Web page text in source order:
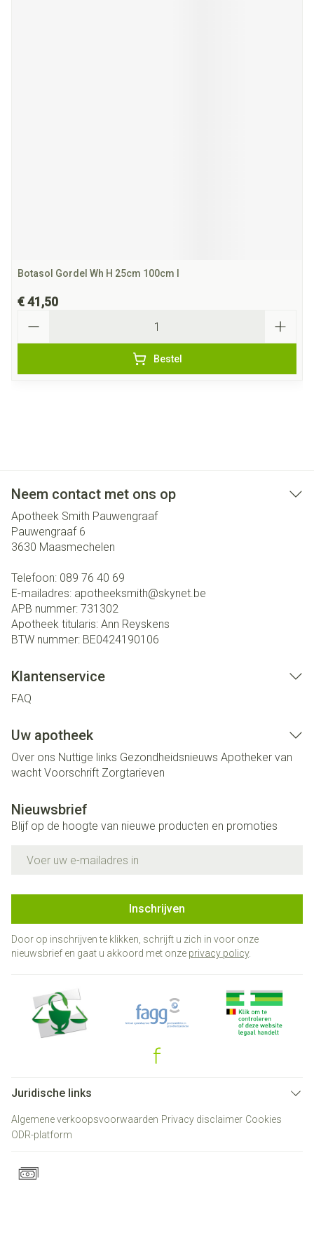
Botasol Gordel Wh H 25cm 100cm l
€ 41,50
Bestel
Neem contact met ons op
Apotheek Smith Pauwengraaf
Pauwengraaf 6
3630 Maasmechelen
Telefoon: 089 76 40 69
E-mailadres: apotheeksmith@skynet.be
APB nummer: 731302
Apotheek titularis: Ann Reyskens
BTW nummer: BE0424190106
Klantenservice
FAQ
Uw apotheek
Over ons Nuttige links Gezondheidsnieuws Apotheker van
wacht Voorschrift Zorgtarieven
Nieuwsbrief
Blijf op de hoogte van nieuwe producten en promoties
Inschrijven
Door op inschrijven te klikken, schrijft u zich in voor onze
nieuwsbrief en gaat u akkoord met onze privacy policy.
Juridische links
Algemene verkoopsvoorwaarden Privacy disclaimer Cookies
ODR-platform